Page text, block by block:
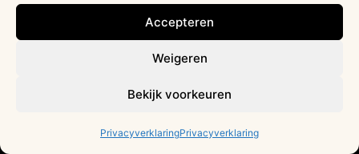
Accepteren
Weigeren
Bekijk voorkeuren
PrivacyverklaringPrivacyverklaring
Steun Het Klooster
Word vriend van Het Klooster
Nalaten & schenken